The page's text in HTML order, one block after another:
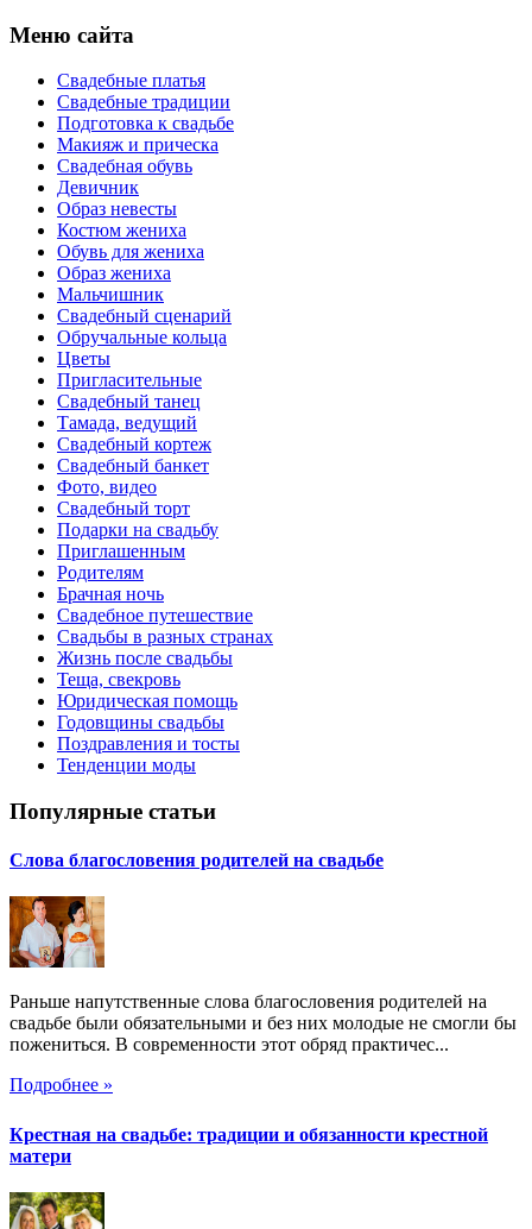
Меню сайта
Свадебные платья
Свадебные традиции
Подготовка к свадьбе
Макияж и прическа
Свадебная обувь
Девичник
Образ невесты
Костюм жениха
Обувь для жениха
Образ жениха
Мальчишник
Свадебный сценарий
Обручальные кольца
Цветы
Пригласительные
Свадебный танец
Тамада, ведущий
Свадебный кортеж
Свадебный банкет
Фото, видео
Свадебный торт
Подарки на свадьбу
Приглашенным
Родителям
Брачная ночь
Свадебное путешествие
Свадьбы в разных странах
Жизнь после свадьбы
Теща, свекровь
Юридическая помощь
Годовщины свадьбы
Поздравления и тосты
Тенденции моды
Популярные статьи
Слова благословения родителей на свадьбе
Раньше напутственные слова благословения родителей на
свадьбе были обязательными и без них молодые не смогли бы
пожениться. В современности этот обряд практичес...
Подробнее »
Крестная на свадьбе: традиции и обязанности крестной
матери